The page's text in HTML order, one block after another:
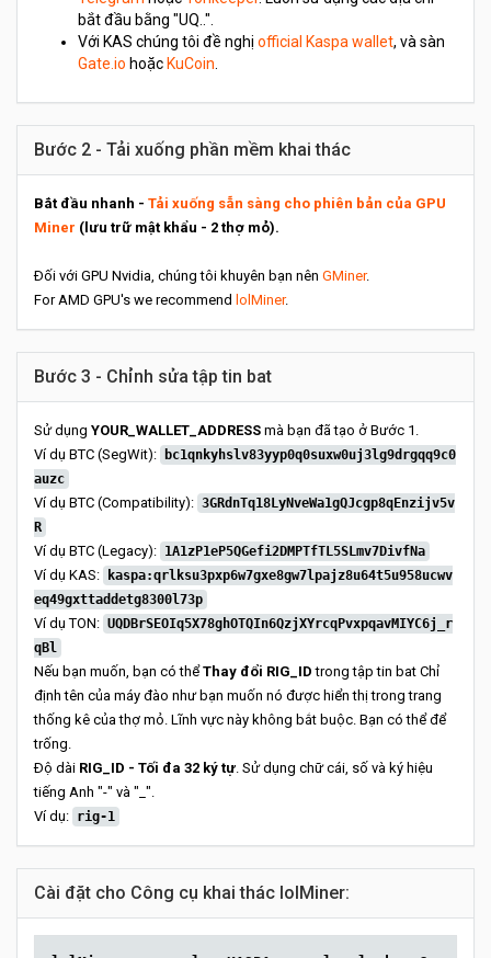
bắt đầu bằng "UQ..".
Với KAS chúng tôi đề nghị official Kaspa wallet, và sàn
Gate.io hoặc KuCoin
Bước 2 - Tải xuống phần mềm khai thác
Bắt đầu nhanh - Tải xuống sẵn sàng cho phiên bản của GPU
Miner (lưu trữ mật khẩu - 2 thợ mỏ).
Đối với GPU Nvidia, chúng tôi khuyên bạn nên GMiner.
For AMD GPU's we recommend lolMiner.
Bước 3 - Chỉnh sửa tập tin bat
Sử dụng YOUR_WALLET_ADDRESS mà bạn đã tạo ở Bước 1.
Ví dụ BTC (SegWit):
bc1qnkyhslv83yyp0q0suxw0uj3lg9drgqq9c0
auzc
Ví dụ BTC (Compatibility): 3GRdnTq18LyNveWa1gQJcgp8qEnzijv5v
R
Ví dụ BTC (Legacy): 1A1zP1eP5QGefi2DMPTfTL5SLmv7DivfNa
Ví dụ KAS:
kaspa:qrlksu3pxp6w7gxe8gw7lpajz8u64t5u958ucwv
eq49gxttaddetg8300l73p
Ví dụ TON: UQDBrSEOIq5X78ghOTQIn6QzjXYrcqPvxpqavMIYC6j_r
qBl
Nếu bạn muốn, bạn có thểThay đổi RIG_ID trong tập tin bat Chỉ
định tên của máy đào như bạn muốn nó được hiển thị trong trang
thống kê của thợ mỏ. Lĩnh vực này không bắt buộc. Bạn có thể để
trống.
Độ dài RIG_ID - Tối đa 32 ký tự. Sử dụng chữ cái, số và ký hiệu
tiếng Anh "-" và "_".
Ví dụ: rig-1
Cài đặt cho Công cụ khai thác lolMiner: